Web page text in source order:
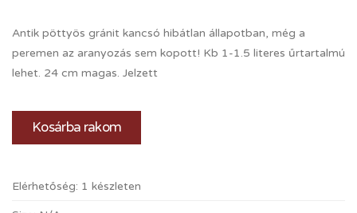
Antik pöttyös gránit kancsó hibátlan állapotban, még a
peremen az aranyozás sem kopott! Kb 1-1.5 literes űrtartalmú
lehet. 24 cm magas. Jelzett
Kosárba rakom
Elérhetőség: 1 készleten